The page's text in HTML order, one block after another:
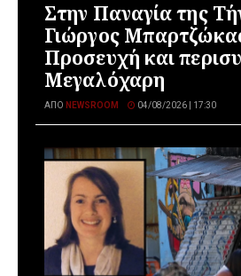
Στην Παναγία της
Γιώργος
Προσευχή και
Μεγαλόχαρη
ΑΠΌ NEWSROOM 04/08/2026 | 17:30